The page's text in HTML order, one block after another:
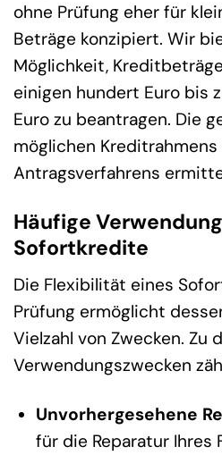
ohne Prüfung eher für
Beträge konzipiert. Wir
Möglichkeit,
einigen hundert Euro bis
Euro zu beantragen. Die
möglichen
Antragsverfahrens
Häufige
Sofortkredite
Die Flexibilität eines
Prüfung ermöglicht
Vielzahl von Zwecken. Zu
Verwendungszwecken
Unvorhergesehene
für die Reparatur Ihres